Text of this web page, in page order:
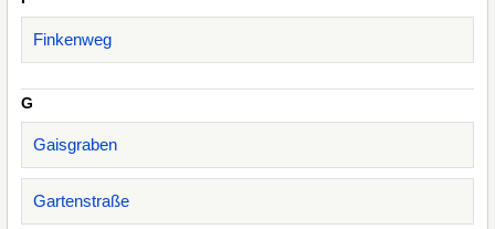
Finkenweg
G
Gaisgraben
Gartenstraße